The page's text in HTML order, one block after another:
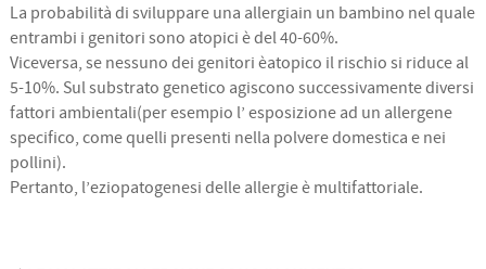
La probabilità di sviluppare una allergiain un bambino nel quale
entrambi i genitori sono atopici è del 40-60%.
Viceversa, se nessuno dei genitori èatopico il rischio si riduce al
5-10%. Sul substrato genetico agiscono successivamente diversi
fattori ambientali(per esempio l’ esposizione ad un allergene
specifico, come quelli presenti nella polvere domestica e nei
pollini).
Pertanto, l’eziopatogenesi delle allergie è multifattoriale.